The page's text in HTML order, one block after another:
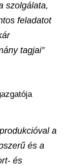
szolgálata,
feladatot
tagjai”
a
és a
és